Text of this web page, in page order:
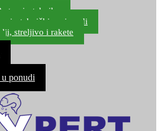
pirotehnika
proizvodi
streljivo i rakete
ponudi